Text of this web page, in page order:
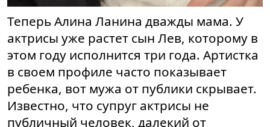
Теперь Алина Ланина дважды мама. У
актрисы уже растет сын Лев, которому в
этом году исполнится три года. Артистка
в своем профиле часто показывает
ребенка, вот мужа от публики скрывает.
Известно, что супруг актрисы не
публичный человек, далекий от